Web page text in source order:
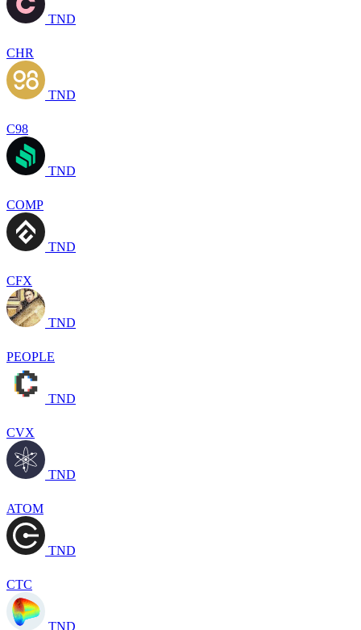
TND
CHR
TND
C98
TND
COMP
TND
CFX
TND
PEOPLE
TND
CVX
TND
ATOM
TND
CTC
TND